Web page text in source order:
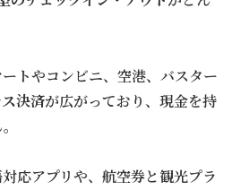
トやコンビニ、空港、バスター
決済が広がっており、現金を持
応アプリや、航空券と観光プラ